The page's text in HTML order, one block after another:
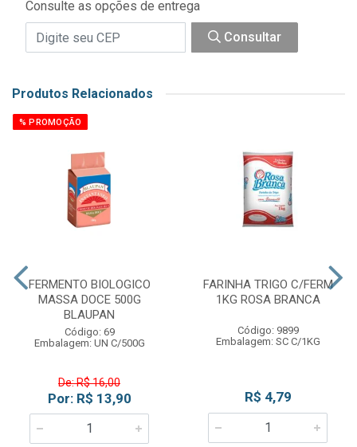
Consulte as opções de entrega
Consultar
Produtos Relacionados
% PROMOÇÃO
FERMENTO BIOLOGICO
MASSA DOCE 500G
BLAUPAN
Código: 69
Embalagem: UN C/500G
De: R$ 16,00
Por: R$ 13,90
FARINHA TRIGO C/FERM
1KG ROSA BRANCA
Código: 9899
Embalagem: SC C/1KG
R$ 4,79